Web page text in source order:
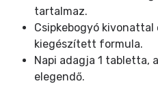
tartalmaz.
Csipkebogyó
kiegészített formula.
Napi adagja 1 tabletta,
elegendő.